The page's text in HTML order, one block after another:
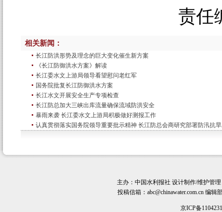
责任
相关新闻：
长江防洪形势及理念的巨大变化催生新方案
《长江防御洪水方案》解读
长江委水文上游局领导看望慰问老红军
国务院批复长江防御洪水方案
长江水文开展安全生产专项检查
长江防总加大三峡出库流量确保流域防洪安全
暴雨来袭 长江委水文上游局积极做好测报工作
认真贯彻落实国务院领导重要批示精神 长江防总会商研究部署防汛抗
主办： 中国水利报社 设计制作/维护管
投稿信箱：abc@chinawater.com.cn 编辑
京ICP备